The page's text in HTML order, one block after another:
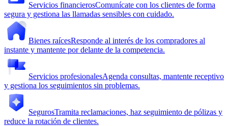
Servicios financierosComunícate con los clientes de forma
segura y gestiona las llamadas sensibles con cuidado.
Bienes raícesResponde al interés de los compradores al
instante y mantente por delante de la competencia.
Servicios profesionalesAgenda consultas, mantente receptivo
y gestiona los seguimientos sin problemas.
SegurosTramita reclamaciones, haz seguimiento de pólizas y
reduce la rotación de clientes.